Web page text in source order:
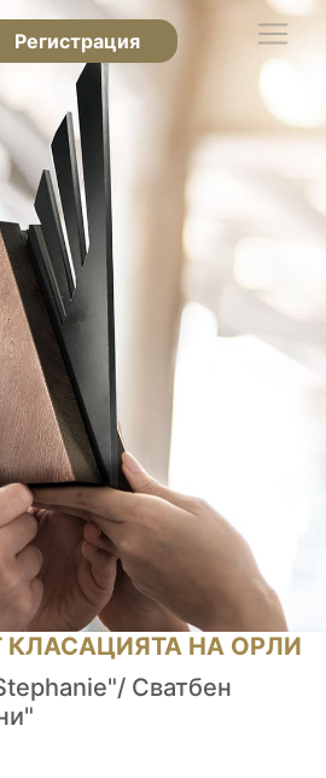
Регистрация
КЛАСАЦИЯТА НА ОРЛИ
Сватбен